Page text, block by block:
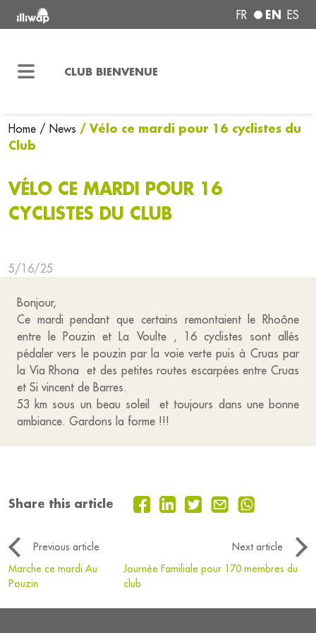
FR EN ES
CLUB BIENVENUE
Home / News / Vélo ce mardi pour 16 cyclistes du
Club
VÉLO CE MARDI POUR 16
CYCLISTES DU CLUB
5/16/25
Bonjour,
Ce mardi pendant que certains remontaient le Rhoône
entre le Pouzin et La Voulte , 16 cyclistes sont allés
pédaler vers le pouzin par la voie verte puis à Cruas par
la Via Rhona et des petites routes escarpées entre Cruas
et Si vincent de Barres.
53 km sous un beau soleil et toujours dans une bonne
ambiance. Gardons la forme !!!
Share this article
Previous article
Next article
Marche ce mardi Au
Pouzin
Journée Familiale pour 170 membres du
club